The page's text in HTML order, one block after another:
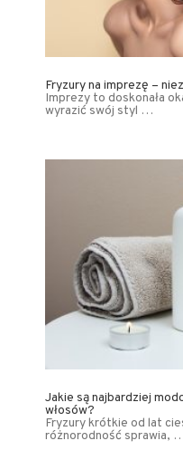
Fryzury na imprezę –
Imprezy to doskonała
wyrazić swój styl …
Jakie są najbardziej
włosów?
Fryzury krótkie od lat
różnorodność sprawia,